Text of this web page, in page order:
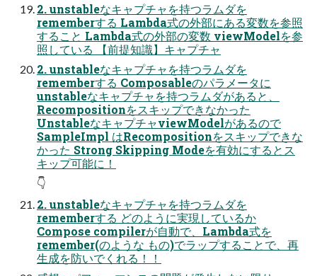
2. unstableなキャプチャを持つラムダを
rememberする Lambda式の外部にある変数を参照
すること Lambda式の外部の変数 viewModelを参
照している 【前提知識】キャプチャ
2. unstableなキャプチャを持つラムダを
rememberする Composableのパラメータに
unstableなキャプチャを持つラムダがあると、
Recompositionをスキップできなかった
UnstableなキャプチャviewModelがあるので
SampleImpl はRecompositionをスキップできな
かった Strong Skipping Modeを有効にするとス
キップ可能に！
👇
2. unstableなキャプチャを持つラムダを
rememberする どのように実現しているか
Compose compilerが自動で、Lambda式を
remember(のような もの)でラップすることで、再
生成を防いでくれる！！